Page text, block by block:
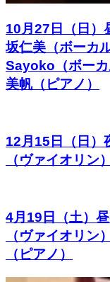
10月27日（日）
坂仁美（ボーカ
Sayoko（ボー
美帆（ピアノ）
12月15日（日）
（ヴァイオリン
4月19日（土）
（ヴァイオリン
（ピアノ）